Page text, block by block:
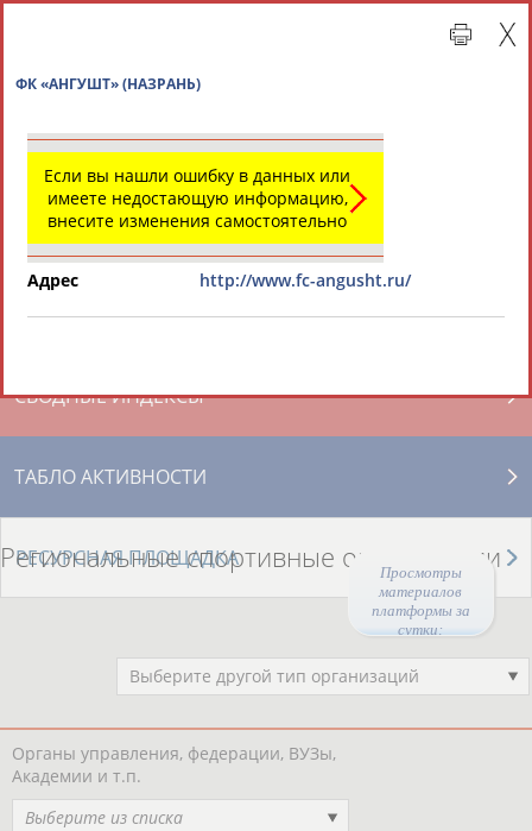
Просмотры
материалов
платформы за
сутки:
СВОДНЫЕ ИНДЕКСЫ
ТАБЛО АКТИВНОСТИ
РЕСУРСНАЯ ПЛОЩАДКА
Региональные спортивные организации
Выберите другой тип организаций
Органы управления, федерации, ВУЗы,
Академии и т.п.
Выберите из списка
Если вы нашли ошибку в данных или
имеете недостающую информацию,
внесите изменения самостоятельно
Адрес http://www.fc-angusht.ru/